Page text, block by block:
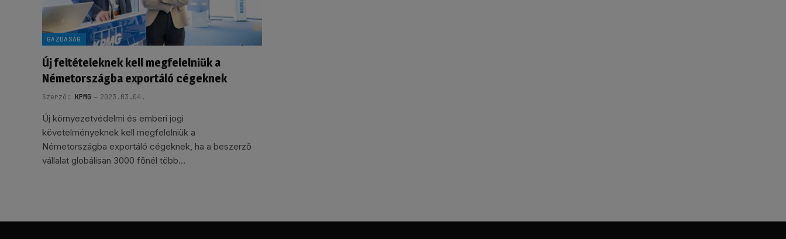
GAZDASÁG
Új feltételeknek kell megfelelniük a
Németországba exportáló cégeknek
Szerző: KPMG 2023.03.04.
Új környezetvédelmi és emberi jogi
követelményeknek kell megfelelniük a
Németországba exportáló cégeknek, ha a beszerző
vállalat globálisan 3000 főnél több…